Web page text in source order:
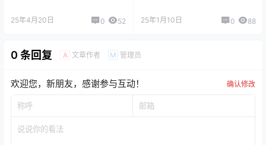
25年4月20日 0 52 25年1月10日 0 88
0 条回复 A 文章作者 M 管理员
欢迎您，新朋友，感谢参与互动！ 确认修改